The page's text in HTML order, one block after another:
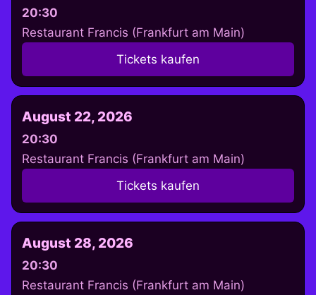
20:30
Restaurant Francis (Frankfurt am Main)
Tickets kaufen
August 22, 2026
20:30
Restaurant Francis (Frankfurt am Main)
Tickets kaufen
August 28, 2026
20:30
Restaurant Francis (Frankfurt am Main)